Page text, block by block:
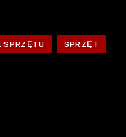
SPRZĘTU SPRZĘT